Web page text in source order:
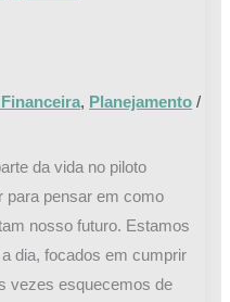
, Planejamento /
da vida no piloto
para pensar em como
nosso futuro. Estamos
dia, focados em cumprir
vezes esquecemos de